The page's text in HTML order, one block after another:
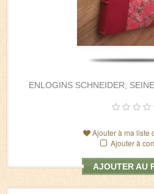
ENLOGINS SCHNEIDER,
Ajouter à ma liste
Ajouter à
AJOUTER AU